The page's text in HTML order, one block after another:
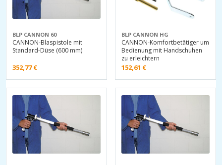
BLP CANNON 60
CANNON-Blaspistole mit
Standard-Düse (600 mm)
352,77€
BLP CANNON HG
CANNON-Komfortbetätiger um
Bedienung mit Handschuhen
zu erleichtern
152,61 €